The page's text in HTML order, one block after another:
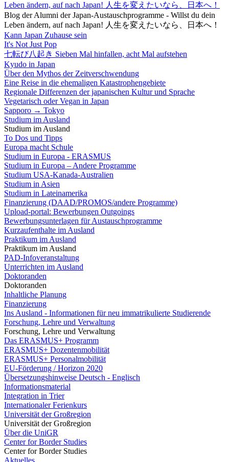
Leben ändern, auf nach Japan! 人生を変えたいなら、日本へ！
Blog der Alumni der Japan-Austauschprogramme - Willst du dein
Leben ändern, auf nach Japan! 人生を変えたいなら、日本へ！
Kann Japan Zuhause sein
It's Not Just Pop
七転び八起き Sieben Mal hinfallen, acht Mal aufstehen
Kyudo in Japan
Über den Mythos der Zeitverschwendung
Eine Reise in die ehemaligen Katastrophengebiete
Regionale Differenzen der japanischen Kultur und Sprache
Vegetarisch oder Vegan in Japan
Sapporo → Tokyo
Studium im Ausland
Studium im Ausland
To Dos und Tipps
Europa macht Schule
Studium in Europa - ERASMUS
Studium in Europa – Andere Programme
Studium USA-Kanada-Australien
Studium in Asien
Studium in Lateinamerika
Finanzierung (DAAD/PROMOS/andere Programme)
Upload-portal: Bewerbungen Outgoings
Bewerbungsunterlagen für Austauschprogramme
Kurzaufenthalte im Ausland
Praktikum im Ausland
Praktikum im Ausland
PAD-Infoveranstaltung
Unterrichten im Ausland
Doktoranden
Doktoranden
Inhaltliche Planung
Finanzierung
Ins Ausland - Informationen für neu immatrikulierte Studierende
Forschung, Lehre und Verwaltung
Forschung, Lehre und Verwaltung
Das ERASMUS+ Programm
ERASMUS+ Dozentenmobilität
ERASMUS+ Personalmobilität
EU-Förderung / Horizon 2020
Übersetzungshinweise Deutsch - Englisch
Informationsmaterial
Integration in Trier
Internationaler Ferienkurs
Universität der Großregion
Universität der Großregion
Über die UniGR
Center for Border Studies
Center for Border Studies
Aktuelles